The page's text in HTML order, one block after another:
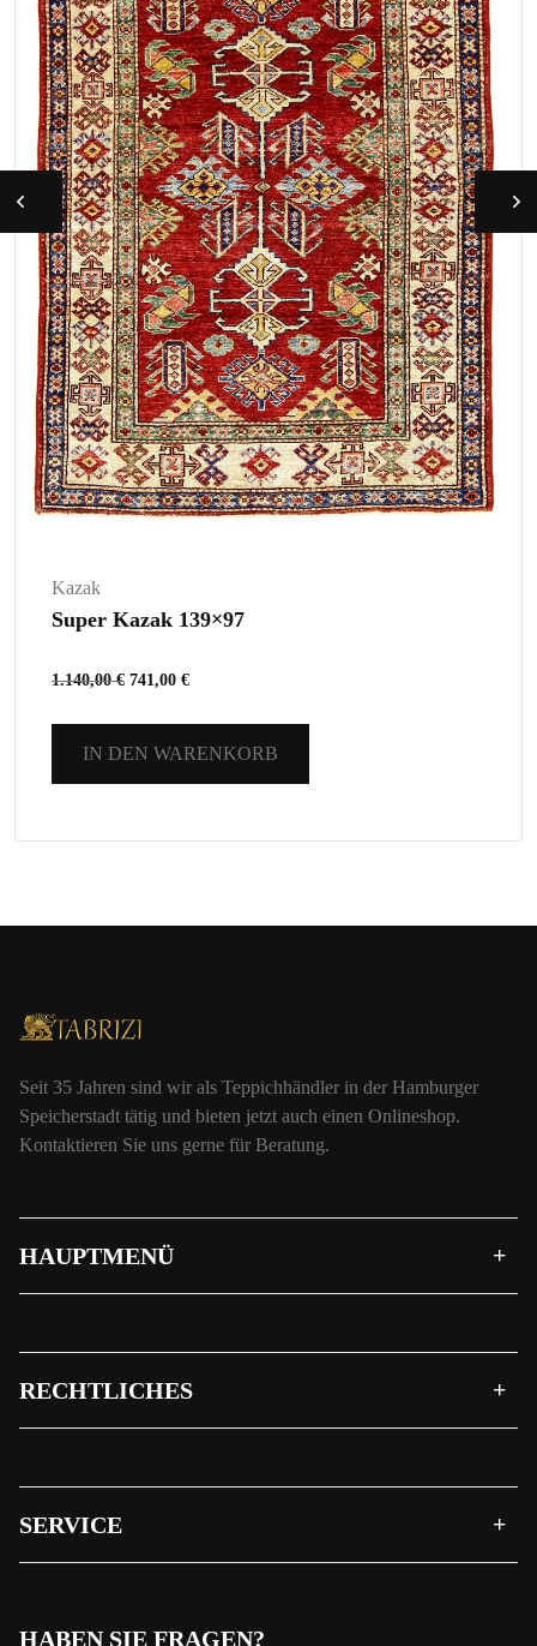
Kazak
Super Kazak 139×97
1.140,00€ 741,00 €
IN DEN WARENKORB
Seit 35 Jahren sind wir als Teppichhändler in der Hamburger
Speicherstadt tätig und bieten jetzt auch einen Onlineshop.
Kontaktieren Sie uns gerne für Beratung.
HAUPTMENÜ
RECHTLICHES
SERVICE
HABEN SIE FRAGEN?